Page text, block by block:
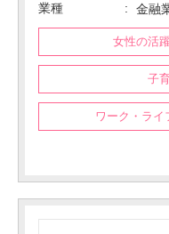
業種
金融
女性の活
子
ワーク・ライ